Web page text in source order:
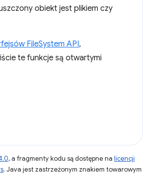
obiekt jest plikiem czy
FileSystem API,
te funkcje są otwartymi
, a fragmenty kodu są dostępne na licencji
. Java jest zastrzeżonym znakiem towarowym